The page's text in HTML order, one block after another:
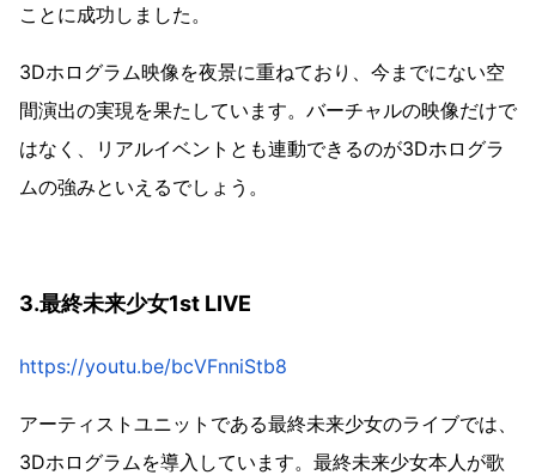
ことに成功しました。
3Dホログラム映像を夜景に重ねており、今までにない空
間演出の実現を果たしています。バーチャルの映像だけで
はなく、リアルイベントとも連動できるのが3Dホログラ
ムの強みといえるでしょう。
3.最終未来少女1st LIVE
https://youtu.be/bcVFnniStb8
アーティストユニットである最終未来少女のライブでは、
3Dホログラムを導入しています。最終未来少女本人が歌